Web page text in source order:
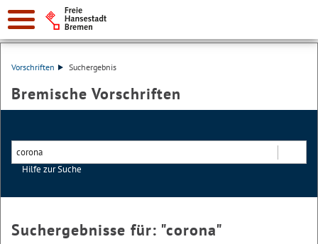
Vorschriften Suchergebnis
Bremische Vorschriften
Hilfe zur Suche
Suchergebnisse für: "corona"